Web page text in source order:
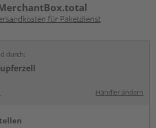
für Paketdienst
durch:
Händler ändern